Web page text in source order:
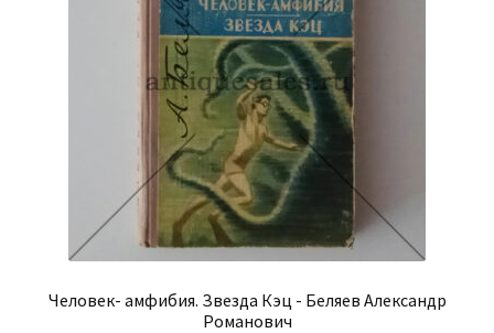
Человек- амфибия. Звезда Кэц - Беляев Александр
Романович